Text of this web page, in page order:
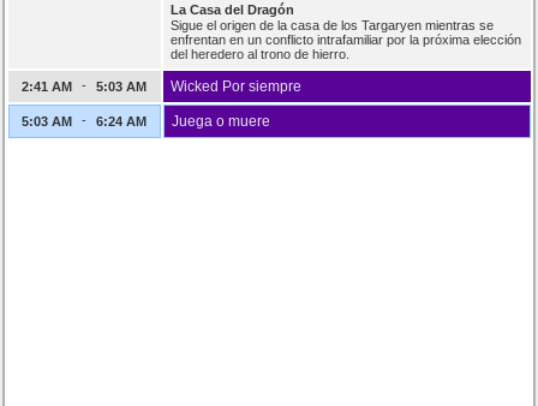
La Casa del Dragón
Sigue el origen de la casa de los Targaryen mientras se
enfrentan en un conflicto intrafamiliar por la próxima elección
del heredero al trono de hierro.
2:41 AM - 5:03 AM Wicked Por siempre
5:03 AM - 6:24 AM Juega o muere